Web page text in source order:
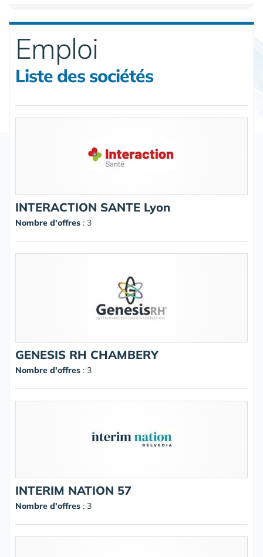
Emploi
Liste des sociétés
INTERACTION SANTE Lyon
Nombre d'offres : 3
GENESIS RH CHAMBERY
Nombre d'offres : 3
INTERIM NATION 57
Nombre d'offres : 3